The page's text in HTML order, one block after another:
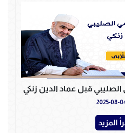
قبل عماد الدين زنكي
المزيد